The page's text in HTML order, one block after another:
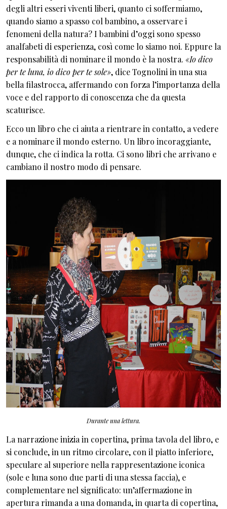
degli altri esseri viventi liberi, quanto ci soffermiamo,
quando siamo a spasso col bambino, a osservare i
fenomeni della natura? I bambini d’oggi sono spesso
analfabeti di esperienza, così come lo siamo noi. Eppure la
responsabilità di nominare il mondo è la nostra. «Io dico
per te luna, io dico per te sole», dice Tognolini in una sua
bella filastrocca, affermando con forza l’importanza della
voce e del rapporto di conoscenza che da questa
scaturisce.
Ecco un libro che ci aiuta a rientrare in contatto, a vedere
e a nominare il mondo esterno. Un libro incoraggiante,
dunque, che ci indica la rotta. Ci sono libri che arrivano e
cambiano il nostro modo di pensare.
Durante una lettura.
La narrazione inizia in copertina, prima tavola del libro, e
si conclude, in un ritmo circolare, con il piatto inferiore,
speculare al superiore nella rappresentazione iconica
(sole e luna sono due parti di una stessa faccia), e
complementare nel significato: un’affermazione in
apertura rimanda a una domanda, in quarta di copertina,